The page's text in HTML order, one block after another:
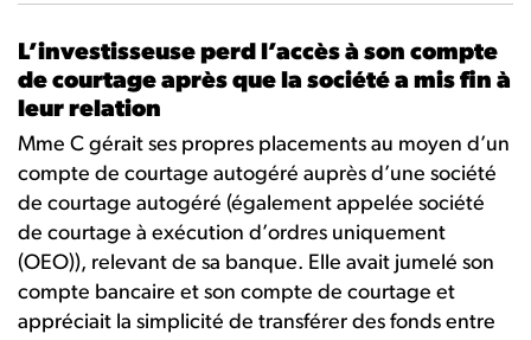
L’investisseuse perd l’accès à son compte
de courtage après que la société a mis fin à
leur relation
Mme C gérait ses propres placements au moyen d’un
compte de courtage autogéré auprès d’une société
de courtage autogéré (également appelée société
de courtage à exécution d’ordres uniquement
(OEO)), relevant de sa banque. Elle avait jumelé son
compte bancaire et son compte de courtage et
appréciait la simplicité de transférer des fonds entre